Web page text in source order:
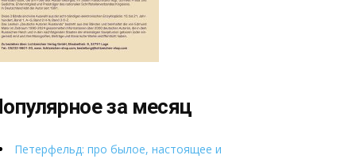
за месяц
Петерфельд: про былое, настоящее и